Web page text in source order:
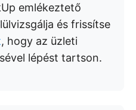
emlékeztető
és frissítse
, hogy az üzleti
lépést tartson.